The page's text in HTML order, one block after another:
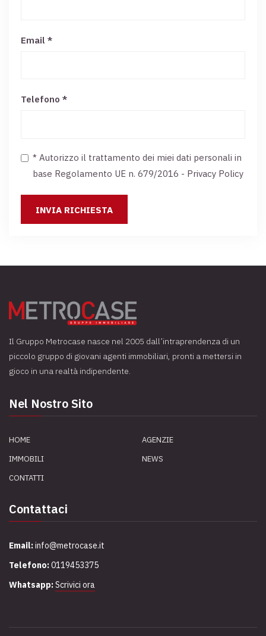
Email *
Telefono *
* Autorizzo il trattamento dei miei dati personali in
base Regolamento UE n. 679/2016 - Privacy Policy
Il Gruppo Metrocase nasce nel 2005 dall’intraprendenza di un
piccolo gruppo di giovani agenti immobiliari, pronti a mettersi in
gioco in una realtà indipendente.
Nel Nostro Sito
HOME
AGENZIE
IMMOBILI
NEWS
CONTATTI
Contattaci
Email:info@metrocase.it
Telefono:0119453375
Whatsapp:Scrivici ora